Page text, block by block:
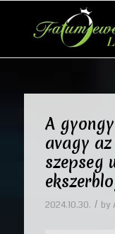
A
avagy
szepseg
2024.10.30. / by